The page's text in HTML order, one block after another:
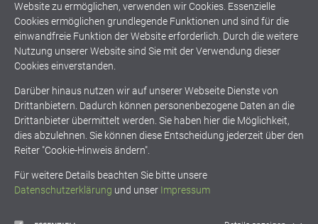
weiter lesen
Beitragsnavigation
1 2
Website zu ermöglichen, verwenden wir Cookies. Essenzielle
Cookies ermöglichen grundlegende Funktionen und sind für die
einwandfreie Funktion der Website erforderlich. Durch die weitere
Nutzung unserer Website sind Sie mit der Verwendung dieser
Cookies einverstanden.
Darüber hinaus nutzen wir auf unserer Webseite Dienste von
Drittanbietern. Dadurch können personenbezogene Daten an die
Drittanbieter übermittelt werden. Sie haben hier die Möglichkeit,
dies abzulehnen. Sie können diese Entscheidung jederzeit über den
Reiter "Cookie-Hinweis ändern".
Für weitere Details beachten Sie bitte unsere
Datenschutzerklärung und unser Impressum